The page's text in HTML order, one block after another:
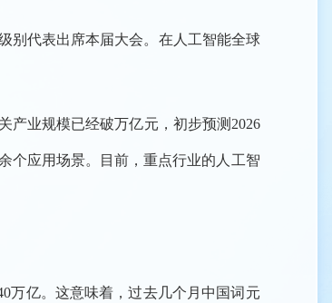
别代表出席本届大会。在人工智能全球
产业规模已经破万亿元，初步预测2026
个应用场景。目前，重点行业的人工智
万亿。这意味着，过去几个月中国词元